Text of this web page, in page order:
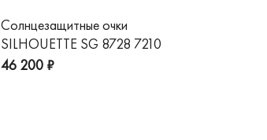
Солнцезащитные очки
SILHOUETTE SG 8728 7210
46 200 ₽